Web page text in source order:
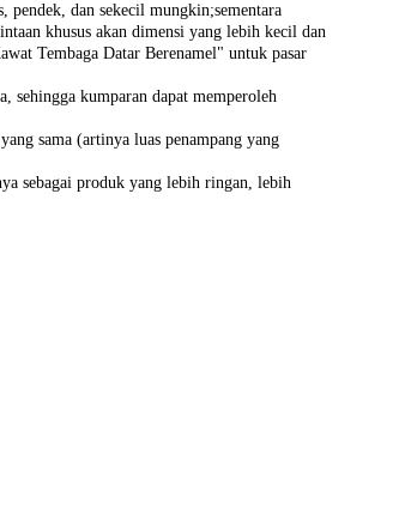
dan sekecil mungkin;sementara
khusus akan dimensi yang lebih kecil dan
Tembaga Datar Berenamel" untuk pasar
sehingga kumparan dapat memperoleh
sama (artinya luas penampang yang
sebagai produk yang lebih ringan, lebih